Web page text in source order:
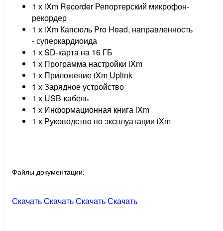
1 х iXm Recorder Репортерский микрофон-
рекордер
1 х iXm Капсюль Pro Head, направленность
- суперкардиоида
1 х SD-карта на 16 ГБ
1 х Программа настройки iXm
1 х Приложение iXm Uplink
1 х Зарядное устройство
1 х USB-кабель
1 х Информационная книга iXm
1 х Руководство по эксплуатации iXm
Файлы документации:
СкачатьСкачатьСкачатьСкачать